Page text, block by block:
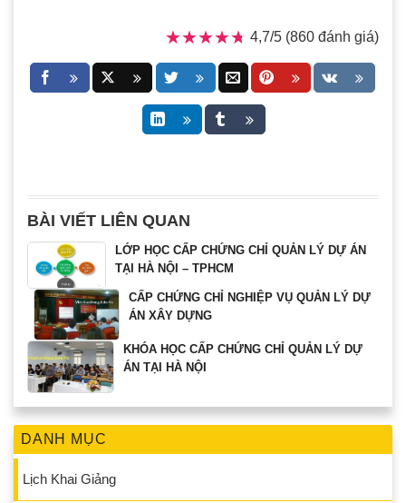
DANH MỤC
Lịch Khai Giảng
★★★★★
★★★★★ 4,7/5 (860 đánh giá)
BÀI VIẾT LIÊN QUAN
LỚP HỌC CẤP CHỨNG CHỈ QUẢN LÝ DỰ ÁN
TẠI HÀ NỘI – TPHCM
CẤP CHỨNG CHỈ NGHIỆP VỤ QUẢN LÝ DỰ
ÁN XÂY DỰNG
KHÓA HỌC CẤP CHỨNG CHỈ QUẢN LÝ DỰ
ÁN TẠI HÀ NỘI